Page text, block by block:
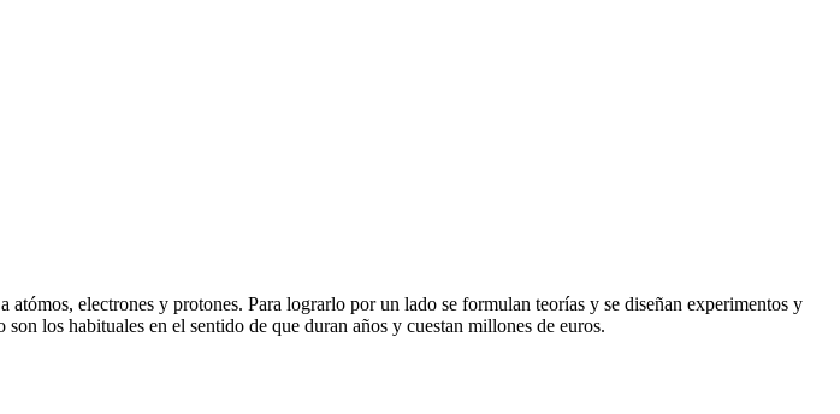
electrones y protones. Para lograrlo por un lado se formulan teorías y se diseñan experimentos y
los habituales en el sentido de que duran años y cuestan millones de euros.